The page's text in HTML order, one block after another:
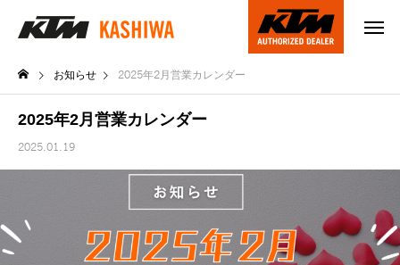
お知らせ 2025年2月営業カレンダー
2025年2月営業カレンダー
2025.01.19